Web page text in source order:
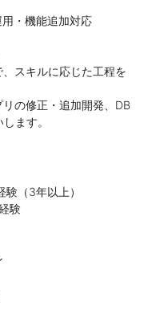
・機能追加対応
スキルに応じた工程を
の修正・追加開発、DB
ます。
（3年以上）
験